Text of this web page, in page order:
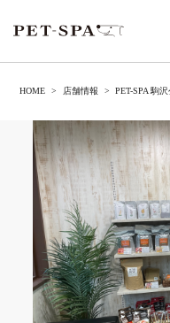
HOME 店舗情報 PET-SPA 駒